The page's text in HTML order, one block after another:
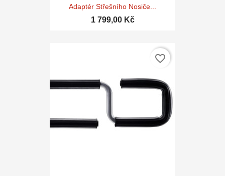
Adaptér Střešního Nosiče...
1 799,00 Kč
favorite_border